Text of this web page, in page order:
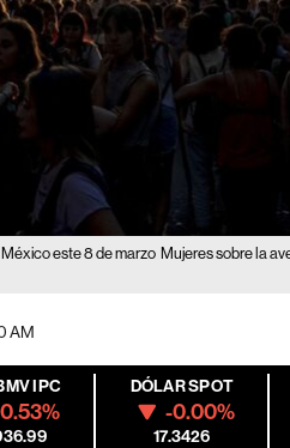
este 8 de marzo Mujeres sobre la
AM
IPC DÓLAR SPOT
-0.00%
17.3426